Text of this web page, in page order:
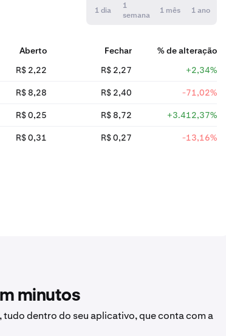
1 dia
1
semana
1 mês 1 ano
Aberto Fechar
% de alteração
R$ 2,22 R$ 2,27 +2,34%
R$ 8,28 R$ 2,40 -71,02%
R$ 0,25 R$ 8,72 +3.412,37%
R$ 0,31 R$ 0,27 -13,16%
minutos
dentro do seu aplicativo, que conta com a